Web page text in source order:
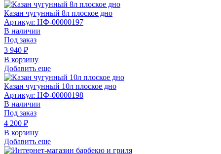
Казан чугунный 8л плоское дно
Артикул: НФ-00000197
В наличии
Под заказ
3 940 ₽
В корзину
Добавить еще
Казан чугунный 10л плоское дно
Артикул: НФ-00000198
В наличии
Под заказ
4 200 ₽
В корзину
Добавить еще